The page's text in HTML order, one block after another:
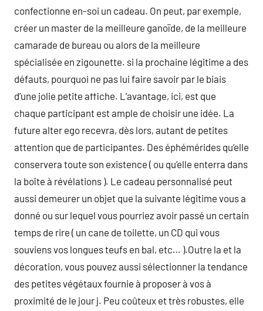
confectionne en-soi un cadeau. On peut, par exemple,
créer un master de la meilleure ganoïde, de la meilleure
camarade de bureau ou alors de la meilleure
spécialisée en zigounette. si la prochaine légitime a des
défauts, pourquoi ne pas lui faire savoir par le biais
d’une jolie petite affiche. L’avantage, ici, est que
chaque participant est ample de choisir une idée. La
future alter ego recevra, dès lors, autant de petites
attention que de participantes. Des éphémérides qu’elle
conservera toute son existence ( ou qu’elle enterra dans
la boîte à révélations ). Le cadeau personnalisé peut
aussi demeurer un objet que la suivante légitime vous a
donné ou sur lequel vous pourriez avoir passé un certain
temps de rire ( un cane de toilette, un CD qui vous
souviens vos longues teufs en bal, etc… ).Outre la et la
décoration, vous pouvez aussi sélectionner la tendance
des petites végétaux fournie à proposer à vos à
proximité de le jour j. Peu coûteux et très robustes, elle